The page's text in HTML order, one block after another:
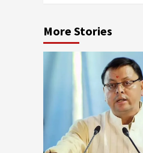
More Stories